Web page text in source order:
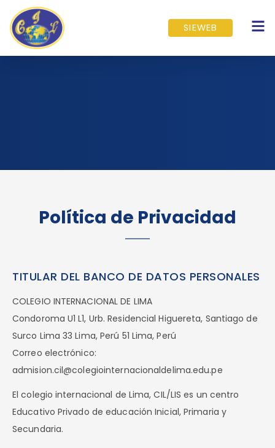
contenido
SIEWEB
Política de Privacidad
TITULAR DEL BANCO DE DATOS PERSONALES
COLEGIO INTERNACIONAL DE LIMA
Condoroma U1 L1, Urb. Residencial Higuereta, Santiago de
Surco Lima 33 Lima, Perú 51 Lima, Perú
Correo electrónico:
admision.cil@colegiointernacionaldelima.edu.pe
El colegio internacional de Lima, CIL/LIS es un centro
Educativo Privado de educación Inicial, Primaria y
Secundaria.